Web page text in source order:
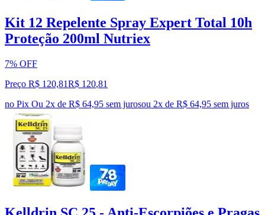
Kit 12 Repelente Spray Expert Total 10h
Proteção 200ml Nutriex
7% OFF
Preço R$ 120,81R$ 120,81
no Pix Ou 2x de R$ 64,95 sem jurosou 2x de R$ 64,95 sem juros